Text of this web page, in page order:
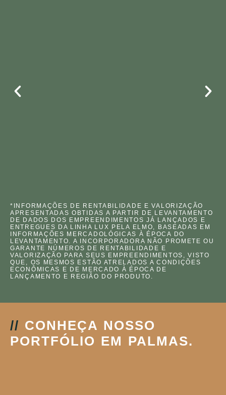
*INFORMAÇÕES DE RENTABILIDADE E VALORIZAÇÃO
APRESENTADAS OBTIDAS A PARTIR DE LEVANTAMENTO
DE DADOS DOS EMPREENDIMENTOS JÁ LANÇADOS E
ENTREGUES DA LINHA LUX PELA ELMO, BASEADAS EM
INFORMAÇÕES MERCADOLÓGICAS À ÉPOCA DO
LEVANTAMENTO. A INCORPORADORA NÃO PROMETE OU
GARANTE NÚMEROS DE RENTABILIDADE E
VALORIZAÇÃO PARA SEUS EMPREENDIMENTOS, VISTO
QUE, OS MESMOS ESTÃO ATRELADOS A CONDIÇÕES
ECONÔMICAS E DE MERCADO À ÉPOCA DE
LANÇAMENTO E REGIÃO DO PRODUTO.
// CONHEÇA NOSSO
PORTFÓLIO EM PALMAS.